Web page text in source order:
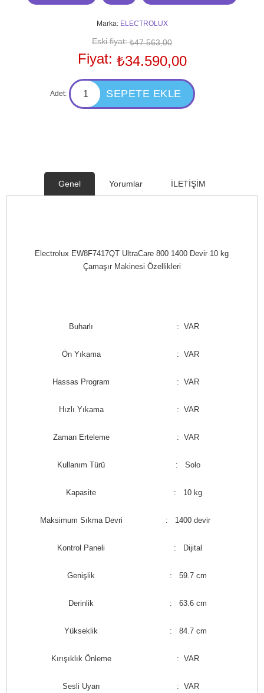
Marka: ELECTROLUX
Eski fiyat: ₺47.563,00
Fiyat: ₺34.590,00
Adet:
Genel Yorumlar İLETİŞİM
Electrolux EW8F7417QT UltraCare 800 1400 Devir 10 kg
Çamaşır Makinesi Özellikleri
Buharlı : VAR
Ön Yıkama : VAR
Hassas Program : VAR
Hızlı Yıkama : VAR
Zaman Erteleme : VAR
Kullanım Türü : Solo
Kapasite : 10 kg
Maksimum Sıkma Devri : 1400 devir
Kontrol Paneli : Dijital
Genişlik : 59.7 cm
Derinlik : 63.6 cm
Yükseklik : 84.7 cm
Kırışıklık Önleme : VAR
Sesli Uyarı : VAR